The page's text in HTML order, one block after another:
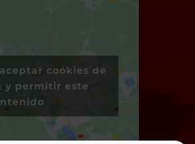
cookies de
y permitir este